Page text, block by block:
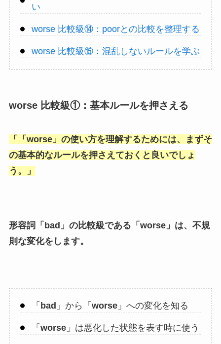
い
worse 比較級⑭：poorとの比較を整理する
worse 比較級⑮：混乱しないルールを学ぶ
worse 比較級①：基本ルールを押さえる
「 「worse」の使い方を理解するためには、まずそ
の基本的なルールを押さえておくと良いでしょ
う。」
形容詞「 bad 」の比較級である「 worse」は、不規
則な変化をします。
「 bad 」から「 worse」への変化を知る
「 worse」は悪化した状態を表す時に使う